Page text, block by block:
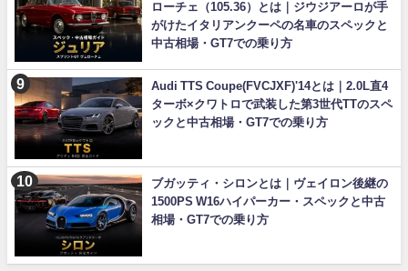
ローチェ（105.36）とは｜ジウジアーロが手
がけたイタリアンクーペの名車のスペックと
中古相場・GT7での乗り方
Audi TTS Coupe(FVCJXF)'14とは｜2.0L直4
ターボ×クワトロで武装した第3世代TTのスペ
ックと中古相場・GT7での乗り方
ブガッティ・シロンとは｜ヴェイロン後継の
1500PS W16ハイパーカー・スペックと中古
相場・GT7での乗り方